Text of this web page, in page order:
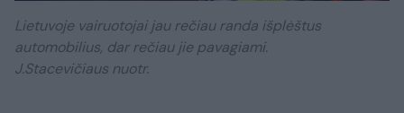
Lietuvoje vairuotojai jau rečiau randa išplėštus
automobilius, dar rečiau jie pavagiami.
J.Stacevičiaus nuotr.